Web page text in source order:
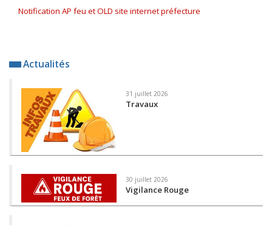
Notification AP feu et OLD site internet préfecture
Actualités
31 juillet 2026
Travaux
30 juillet 2026
Vigilance Rouge